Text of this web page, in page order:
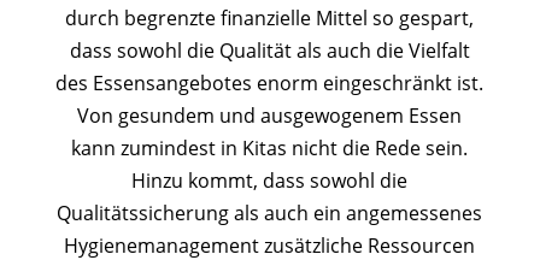
durch begrenzte finanzielle Mittel so gespart,
dass sowohl die Qualität als auch die Vielfalt
des Essensangebotes enorm eingeschränkt ist.
Von gesundem und ausgewogenem Essen
kann zumindest in Kitas nicht die Rede sein.
Hinzu kommt, dass sowohl die
Qualitätssicherung als auch ein angemessenes
Hygienemanagement zusätzliche Ressourcen